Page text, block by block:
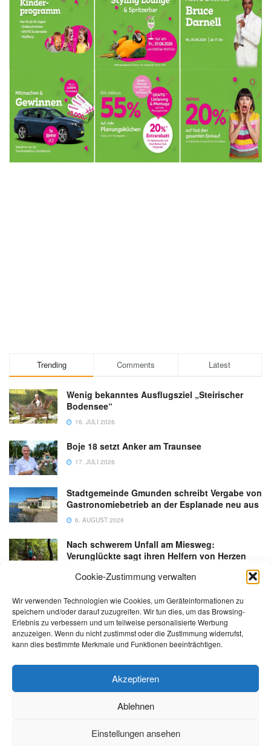
Cookie-Zustimmung verwalten
Wir verwenden Technologien wie Cookies, um Geräteinformationen zu
speichern und/oder darauf zuzugreifen. Wir tun dies, um das Browsing-
Erlebnis zu verbessern und um teilweise personalisierte Werbung
anzuzeigen. Wenn du nicht zustimmst oder die Zustimmung widerrufst,
kann dies bestimmte Merkmale und Funktionen beeinträchtigen.
Akzeptieren
Ablehnen
Einstellungen ansehen
Trending Comments Latest
Wenig bekanntes Ausflugsziel „Steirischer
Bodensee“
16. JULI 2026
Boje 18 setzt Anker am Traunsee
17. JULI 2026
Stadtgemeinde Gmunden schreibt Vergabe von
Gastronomiebetrieb an der Esplanade neu aus
6. AUGUST 2026
Nach schwerem Unfall am Miesweg:
Verunglückte sagt ihren Helfern von Herzen